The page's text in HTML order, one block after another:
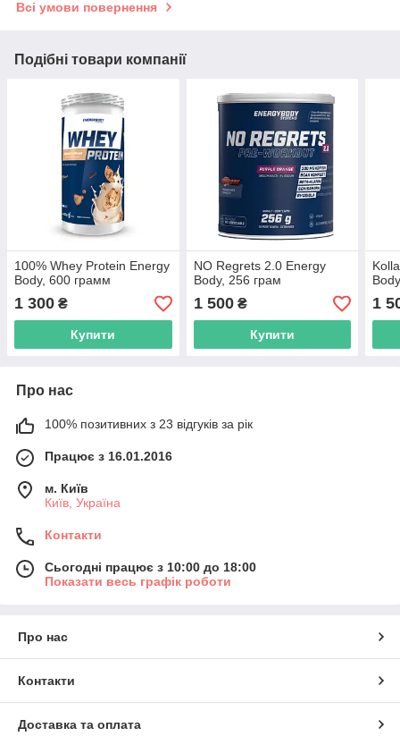
Всі умови повернення
Подібні товари компанії
100% Whey Protein Energy
Body, 600 грамм
1 300 ₴
Купити
NO Regrets 2.0 Energy
Body, 256 грам
1 500₴
Купити
1
Про нас
100% позитивних з 23 відгуків за рік
Працює з 16.01.2016
м. Київ
Київ, Україна
Контакти
Сьогодні працює з 10:00 до 18:00
Показати весь графік роботи
Про нас
Контакти
Доставка та оплата